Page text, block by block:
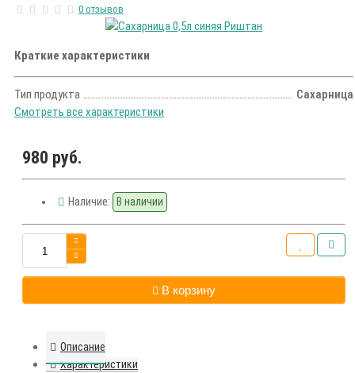
0 отзывов
Краткие характеристики
Тип продукта
Сахарница
Смотреть все характеристики
980 руб.
Наличие: В наличии
В корзину
Описание
Характеристики